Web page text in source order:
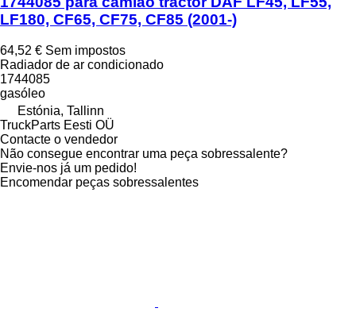
LF180, CF65, CF75, CF85 (2001-)
64,52 € Sem impostos
Radiador de ar condicionado
1744085
gasóleo
Estónia, Tallinn
TruckParts Eesti OÜ
Contacte o vendedor
Não consegue encontrar uma peça sobressalente?
Envie-nos já um pedido!
Encomendar peças sobressalentes